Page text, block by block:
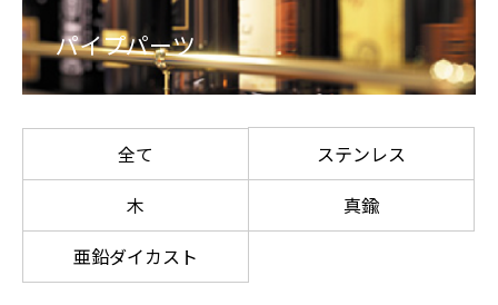
パイプパーツ
全て
ステンレス
木
真鍮
亜鉛ダイカスト